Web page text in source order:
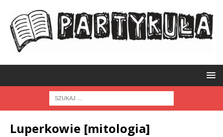
Luperkowie [mitologia]